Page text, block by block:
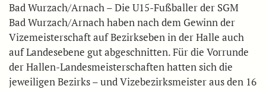
Bad Wurzach/Arnach – Die U15-Fußballer der SGM
Bad Wurzach/Arnach haben nach dem Gewinn der
Vizemeisterschaft auf Bezirkseben in der Halle auch
auf Landesebene gut abgeschnitten. Für die Vorrunde
der Hallen-Landesmeisterschaften hatten sich die
jeweiligen Bezirks – und Vizebezirksmeister aus den 16